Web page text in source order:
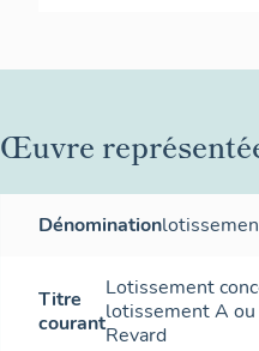
Œuvre
Dénomination
Titre
courant
Lotissement
lotissement A
Revard